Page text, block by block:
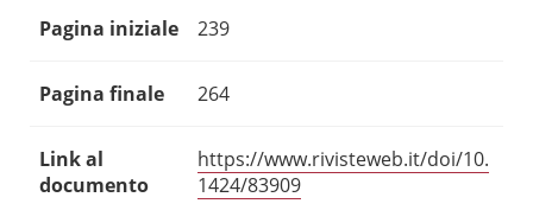
Pagina iniziale 239
Pagina finale 264
Link al
documento
https://www.rivisteweb.it/doi/10.
1424/83909